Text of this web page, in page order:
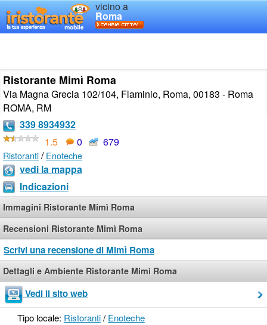
vicino a
Roma
Ristorante Mimì Roma
Via Magna Grecia 102/104, Flaminio, Roma, 00183 - Roma
ROMA, RM
339 8934932
1.5
0 679
Ristoranti/Enoteche
vedi la mappa
Indicazioni
Immagini Ristorante Mimì Roma
Recensioni Ristorante Mimì Roma
Scrivi una recensione di Mimì Roma
Dettagli e Ambiente Ristorante Mimì Roma
Vedi il sito web
Tipo locale: Ristoranti/Enoteche